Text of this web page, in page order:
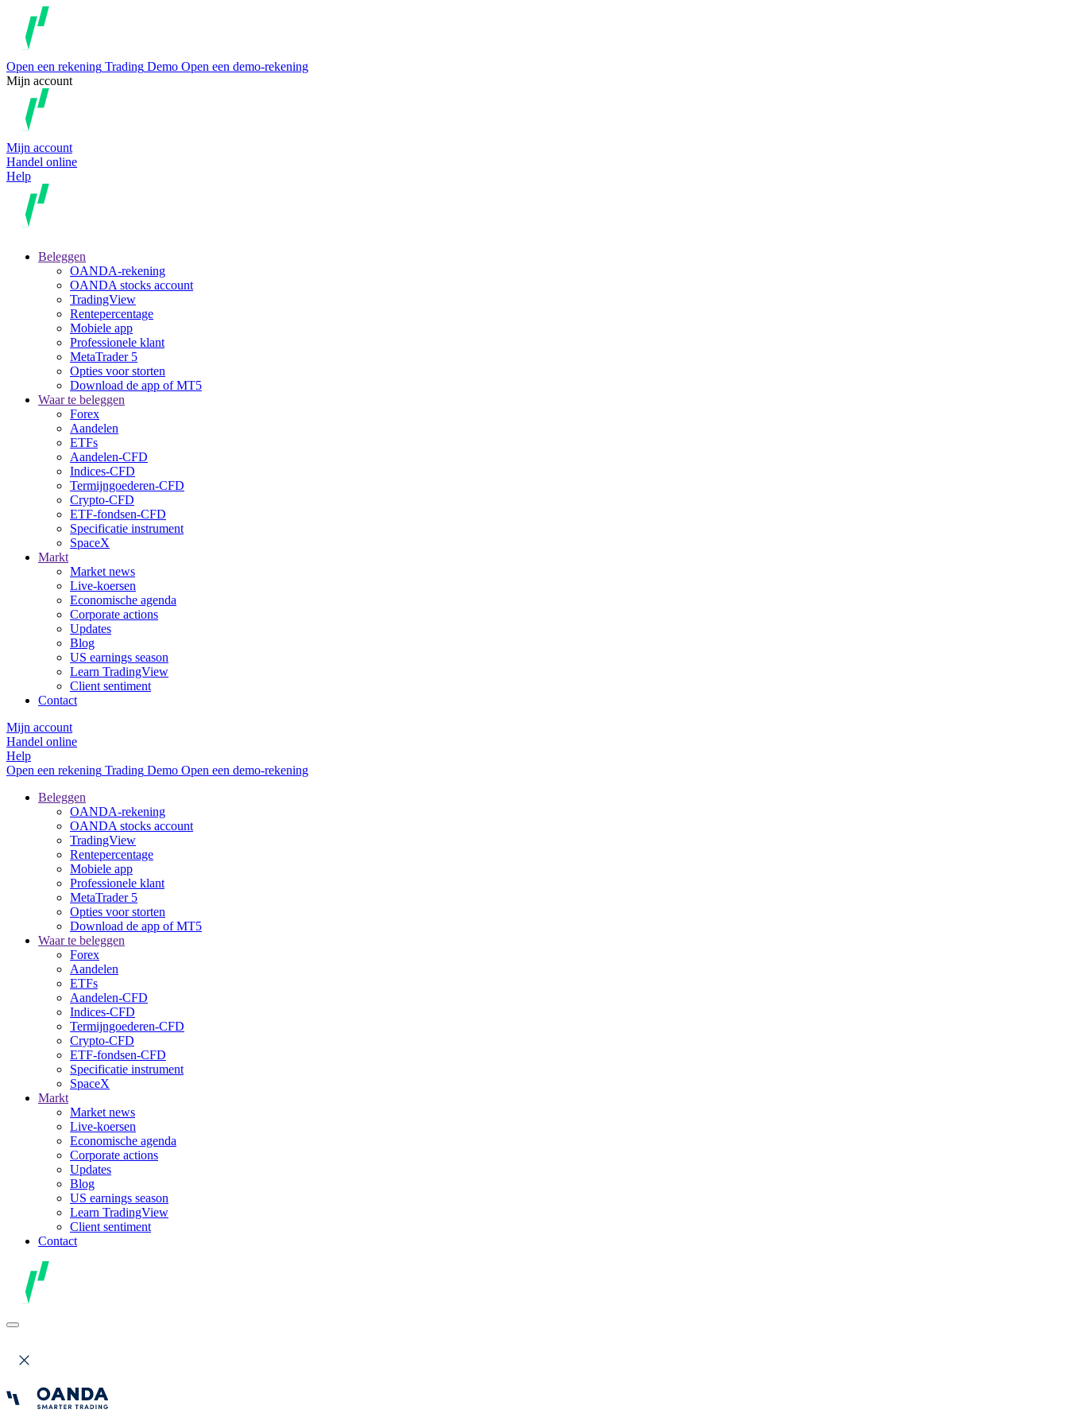
Open een rekening Trading Demo Open een demo-rekening
Mijn account
Mijn account
Handel online
Help
Beleggen
OANDA-rekening
OANDA stocks account
TradingView
Rentepercentage
Mobiele app
Professionele klant
MetaTrader 5
Opties voor storten
Download de app of MT5
Waar te beleggen
Forex
Aandelen
ETFs
Aandelen-CFD
Indices-CFD
Termijngoederen-CFD
Crypto-CFD
ETF-fondsen-CFD
Specificatie instrument
SpaceX
Markt
Market news
Live-koersen
Economische agenda
Corporate actions
Updates
Blog
US earnings season
Learn TradingView
Client sentiment
Contact
Mijn account
Handel online
Help
Open een rekening Trading Demo Open een demo-rekening
Beleggen
OANDA-rekening
OANDA stocks account
TradingView
Rentepercentage
Mobiele app
Professionele klant
MetaTrader 5
Opties voor storten
Download de app of MT5
Waar te beleggen
Forex
Aandelen
ETFs
Aandelen-CFD
Indices-CFD
Termijngoederen-CFD
Crypto-CFD
ETF-fondsen-CFD
Specificatie instrument
SpaceX
Markt
Market news
Live-koersen
Economische agenda
Corporate actions
Updates
Blog
US earnings season
Learn TradingView
Client sentiment
Contact